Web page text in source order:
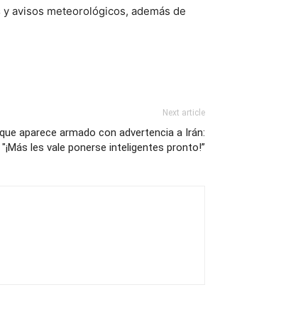
avisos meteorológicos, además de
Next article
aparece armado con advertencia a Irán:
"¡Más les vale ponerse inteligentes pronto!”